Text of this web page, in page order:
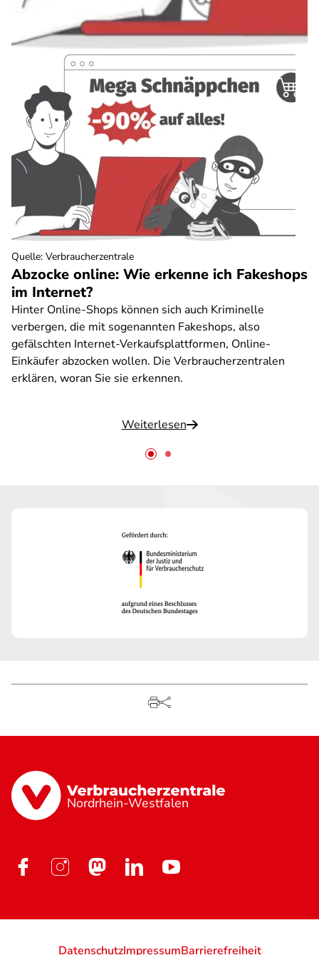
Abzocke online: Wie erkenne ich Fakeshops
im Internet?
Hinter Online-Shops können sich auch Kriminelle
verbergen, die mit sogenannten Fakeshops, also
gefälschten Internet-Verkaufsplattformen, Online-
Einkäufer abzocken wollen. Die Verbraucherzentralen
erklären, woran Sie sie erkennen.
Weiterlesen
Quelle: Verbraucherzentrale
Nordrhein-Westfalen
DatenschutzImpressumBarrierefreiheit